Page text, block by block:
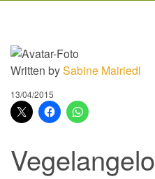
Written bySabine Mairiedl
13/04/2015
Vegelangelo